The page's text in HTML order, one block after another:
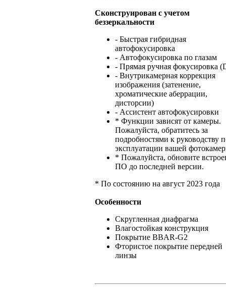
Сконструирован с учетом
беззеркальности
- Быстрая гибридная
автофокусировка
- Автофокусировка по глазам
- Прямая ручная фокусировка
- Внутрикамерная коррекция
изображения (затенение,
хроматические аберрации,
дисторсии)
- Ассистент автофокусировки
* Функции зависят от камеры.
Пожалуйста, обратитесь за
подробностями к руководству
эксплуатации вашей
* Пожалуйста, обновите
ПО до последней версии.
* По состоянию на август 2023 года
Особенности
Скругленная диафрагма
Влагостойкая конструкция
Покрытие BBAR-G2
Фтористое покрытие передней
линзы